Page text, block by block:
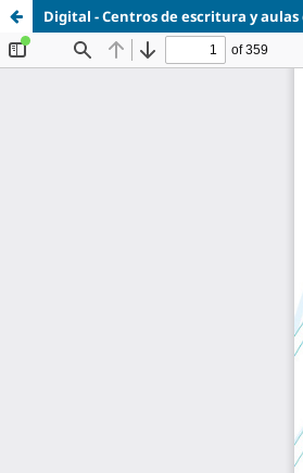
Digital - Centros de escritura y aulas